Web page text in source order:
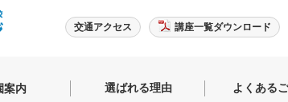
講座一覧ダウンロード
交通アクセス
案内 選ばれる理由 よくある